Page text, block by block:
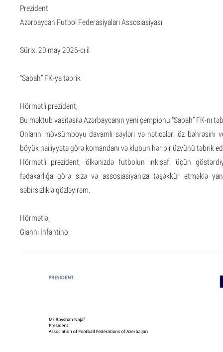
Prezident
Azərbaycan Futbol Federasiyaları Assosiasiyası
Sürix. 20 may 2026-cı il
“Sabah” FK-ya təbrik
Hörmətli prezident,
Bu məktub vasitəsilə Azərbaycanın yeni çempionu “Sabah” FK-nı
Onların mövsümboyu davamlı səyləri və nəticələri öz bəhrəsini
böyük nailiyyətə görə komandanı və klubun hər bir üzvünü təbrik
Hörmətli prezident, ölkənizdə futbolun inkişafı üçün
fədakarlığa görə sizə və assosiasiyanıza təşəkkür etməklə
səbirsizliklə gözləyirəm.
Hörmətlə,
Gianni İnfantino